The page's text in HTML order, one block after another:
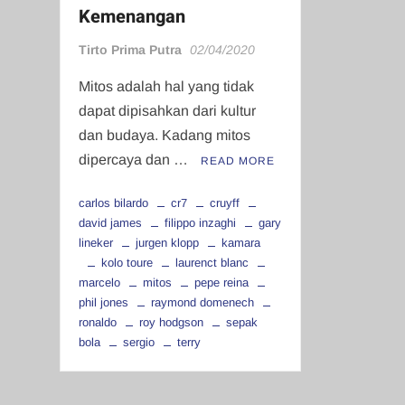
Kemenangan
Tirto Prima Putra 02/04/2020
Mitos adalah hal yang tidak
dapat dipisahkan dari kultur
dan budaya. Kadang mitos
dipercaya dan …
READ MORE
carlos bilardo cr7
cruyff
david james
filippo inzaghi
gary
lineker
jurgen klopp
kamara
kolo toure
laurenct blanc
marcelo
mitos
pepe reina
phil jones
raymond domenech
ronaldo
roy hodgson
sepak
bola
sergio terry